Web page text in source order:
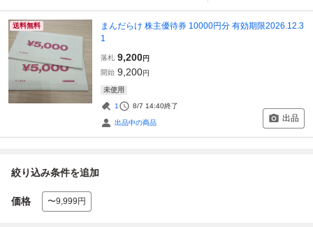
送料無料
まんだらけ 株主優待券 10000円分 有効期限2026.12.3
1
落札 9,200円
開始 9,200円
未使用
1 8/7 14:40終了
出品中の商品 出品
絞り込み条件を追加
価格 〜9,999円